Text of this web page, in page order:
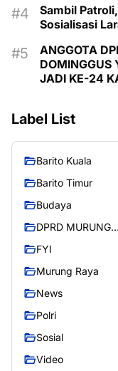
Sambil
Sosialisasi
ANGGOTA
DOMINGGUS
JADI KE-24
Label List
Barito Kuala
Barito Timur
Budaya
DPRD MURUNG
FYI
Murung Raya
News
Polri
Sosial
Video